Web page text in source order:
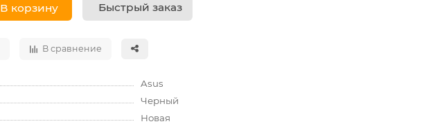
В корзину Быстрый заказ
В сравнение
Asus
Черный
Новая